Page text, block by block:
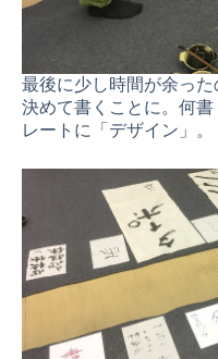
最後に少し時間が余っ
決めて書くことに。何
レートに「デザイン」。